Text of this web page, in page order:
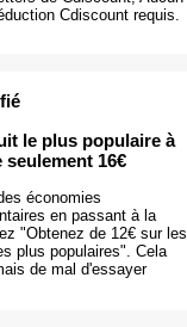
Cdiscount requis.
le plus populaire à
seulement 16€
économies
en passant à la
"Obtenez de 12€ sur les
plus populaires". Cela
de mal d'essayer